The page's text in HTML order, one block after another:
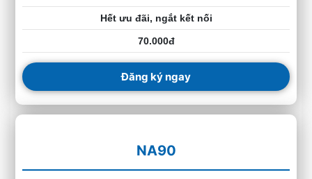
Hết ưu đãi, ngắt kết nối
70.000đ
Đăng ký ngay
NA90